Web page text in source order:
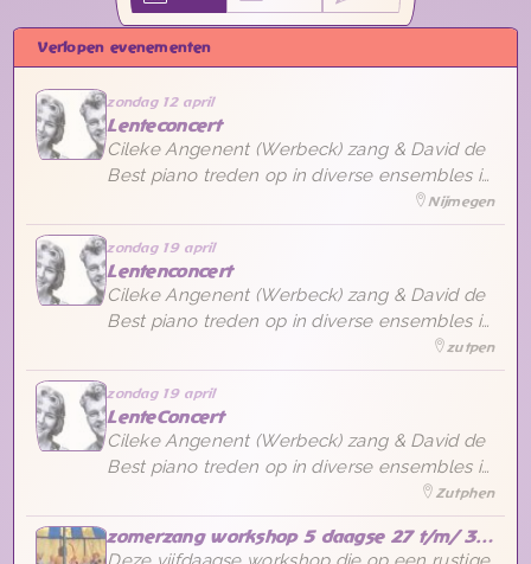
Verlopen evenementen
zondag 12 april
Lenteconcert
Cileke Angenent (Werbeck) zang & David de
Best piano treden op in diverse ensembles in
binnen en buitenland, Dit is een concert
waarin de Lenteliederen en pianomuziek zal
klinken in deze barre tijden om zo de hoop
,die natuur en muziek ons kan geven, ten
volle te voeden.
Nijmegen
zondag 19 april
Lentenconcert
Cileke Angenent (Werbeck) zang & David de
Best piano treden op in diverse ensembles in
binnen en buitenland, Dit is een concert
waarin de Lenteliederen en pianomuziek zal
klinken in deze barre tijden om zo de hoop
,die natuur en muziek ons kan geven, ten
volle te voeden.
zutpen
zondag 19 april
LenteConcert
Cileke Angenent (Werbeck) zang & David de
Best piano treden op in diverse ensembles in
binnen en buitenland, Dit is een concert
waarin de Lenteliederen en pianomuziek zal
klinken in deze barre tijden om zo de hoop
Zutphen
zomerzang workshop 5 daagse 27 t/m/ 31 juli (event een 2e groep 3 t/m 7 augustus)